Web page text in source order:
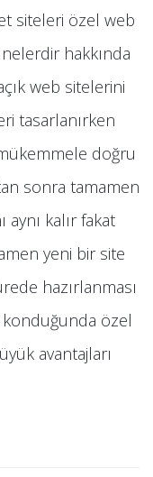
siteleri özel web
nelerdir hakkında
web sitelerini
tasarlanırken
doğru
sonra tamamen
aynı kalır fakat
yeni bir site
hazırlanması
özel
avantajları